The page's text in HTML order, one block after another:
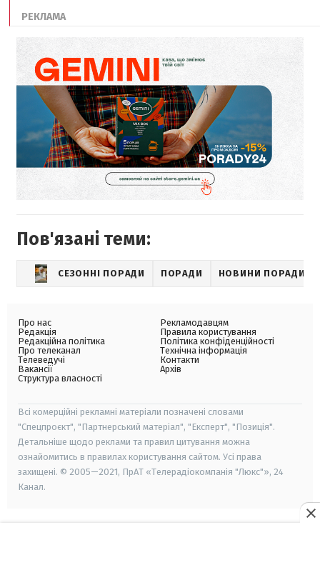
Пов'язані теми:
СЕЗОННІ ПОРАДИ ПОРАДИ НОВИНИ ПОРАДИ
Про нас
Редакція
Редакційна політика
Про телеканал
Телеведучі
Вакансії
Структура власності
Рекламодавцям
Правила користування
Політика конфіденційності
Технічна інформація
Контакти
Архів
Всі комерційні рекламні матеріали позначені словами
"Спецпроєкт", "Партнерський матеріал", "Експерт", "Позиція".
Детальніше щодо реклами та правил цитування можна
ознайомитись в правилах користування сайтом. Усі права
захищені. © 2005—2021, ПрАТ «Телерадіокомпанія "Люкс"», 24
Канал.